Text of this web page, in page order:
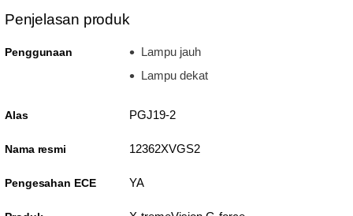
Penjelasan produk
Penggunaan
Lampu jauh
Lampu dekat
Alas PGJ19-2
Nama resmi 12362XVGS2
Pengesahan ECE YA